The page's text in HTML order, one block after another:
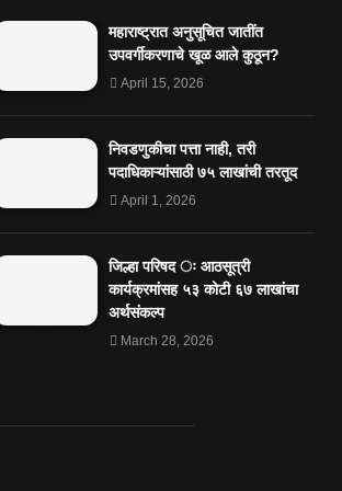
महाराष्ट्रात अनुसूचित जातींत
उपवर्गीकरणाचे खूळ आले कुठून?
April 15, 2026
निवडणुकीचा पत्ता नाही, तरी
पदाधिकाऱ्यांसाठी ७५ लाखांची तरतूद
April 1, 2026
जिल्हा परिषद ः आठसूत्री
कार्यक्रमांसह ५३ कोटी ६७ लाखांचा
अर्थसंकल्प
March 28, 2026